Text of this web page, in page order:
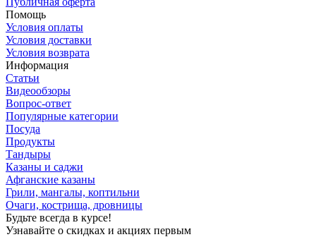
Помощь
Условия оплаты
Условия доставки
Условия возврата
Информация
Статьи
Видеообзоры
Вопрос-ответ
Популярные категории
Посуда
Продукты
Тандыры
Казаны и саджи
Афганские казаны
Грили, мангалы, коптильни
Очаги, кострища, дровницы
Будьте всегда в курсе!
Узнавайте о скидках и акциях первым